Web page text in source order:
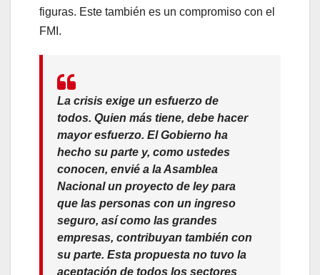
figuras. Este también es un compromiso con el
FMI.
La crisis exige un esfuerzo de
todos. Quien más tiene, debe hacer
mayor esfuerzo. El Gobierno ha
hecho su parte y, como ustedes
conocen, envié a la Asamblea
Nacional un proyecto de ley para
que las personas con un ingreso
seguro, así como las grandes
empresas, contribuyan también con
su parte. Esta propuesta no tuvo la
aceptación de todos los sectores